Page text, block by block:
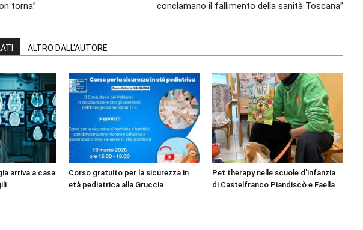
torna”
conclamano il fallimento della sanità Toscana”
ALTRO DALL'AUTORE
arriva a casa
Corso gratuito per la sicurezza in
età pediatrica alla Gruccia
Pet therapy nelle scuole d’infanzia
di Castelfranco Piandiscò e Faella